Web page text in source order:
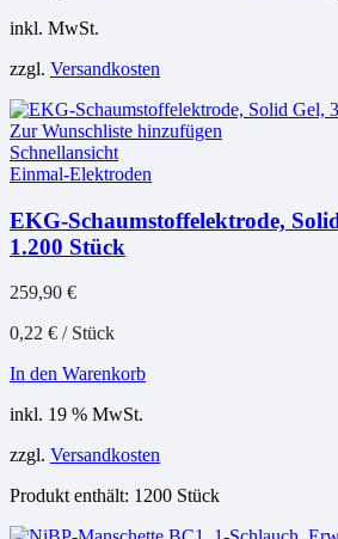
inkl. MwSt.
zzgl. Versandkosten
Zur Wunschliste hinzufügen
Schnellansicht
Einmal-Elektroden
EKG-Schaumstoffelektrode,
1.200 Stück
259,90 €
0,22 € / Stück
In den Warenkorb
inkl. 19 % MwSt.
zzgl. Versandkosten
Produkt enthält: 1200 Stück